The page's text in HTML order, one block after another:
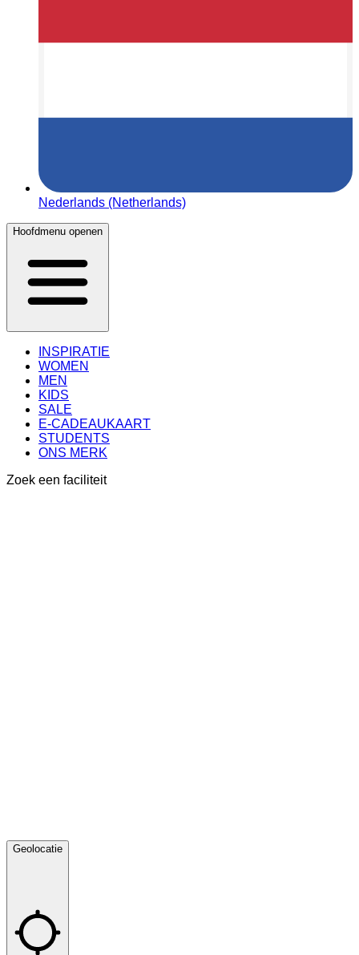
Nederlands (Netherlands)
Hoofdmenu openen
INSPIRATIE
WOMEN
MEN
KIDS
SALE
E-CADEAUKAART
STUDENTS
ONS MERK
Zoek een faciliteit
Geolocatie